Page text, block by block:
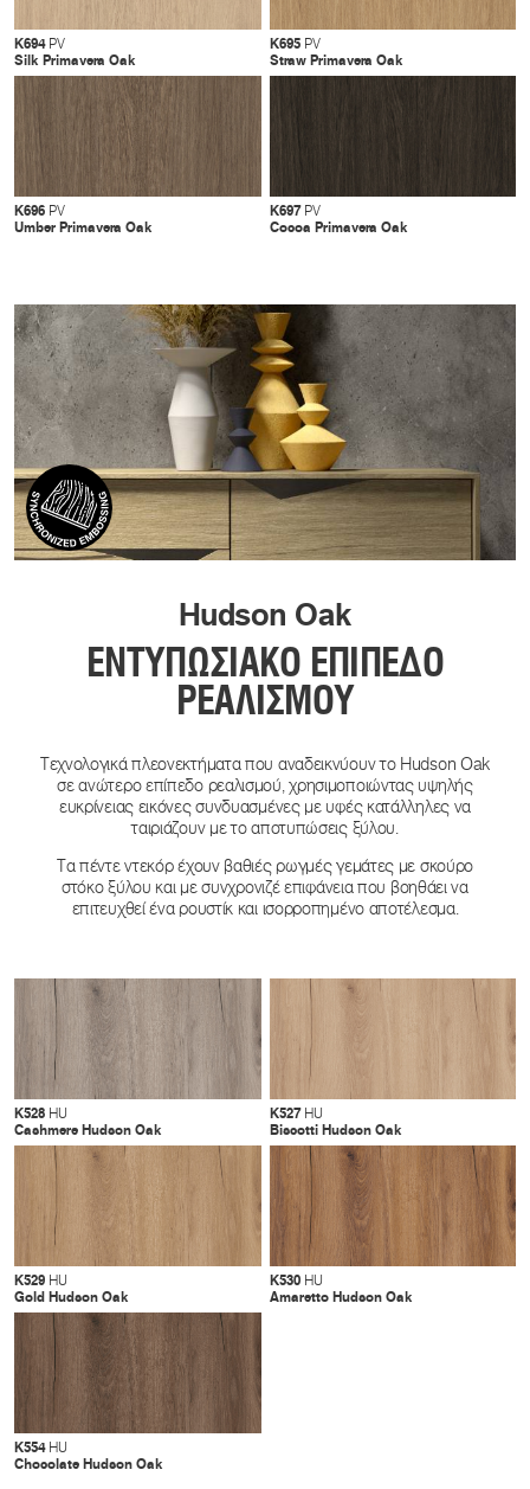
K694PV
Silk Primavera Oak
K695PV
Straw Primavera Oak
K696 PV
Umber Primavera Oak
K697PV
Cocoa Primavera Oak
Hudson Oak
ΕΝΤΥΠΩΣΙΑΚΌ ΕΠΊΠΕΔΟ
ΡΕΑΛΙΣΜΟΎ
Τεχνολογικά πλεονεκτήματα που αναδεικνύουν το Hudson Oak
σε ανώτερο επίπεδο ρεαλισμού, χρησιμοποιώντας υψηλής
ευκρίνειας εικόνες συνδυασμένες με υφές κατάλληλες να
ταιριάζουν με το αποτυπώσεις ξύλου.
Τα πέντε ντεκόρ έχουν βαθιές ρωγμές γεμάτες με σκούρο
στόκο ξύλου και με συνχρονιζέ επιφάνεια που βοηθάει να
επιτευχθεί ένα ρουστίκ και ισορροπημένο αποτέλεσμα.
K528 HU
Cashmere Hudson Oak
K527HU
Biscotti Hudson Oak
K529 HU
Gold Hudson Oak
K530HU
Amaretto Hudson Oak
K554HU
Chocolate Hudson Oak